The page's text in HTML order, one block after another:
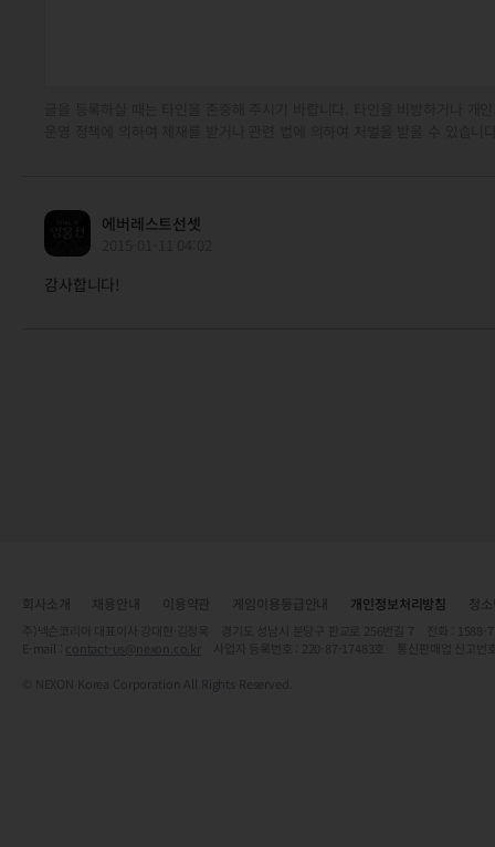
에버레스트선셋
감사합니다!
개인정보처리방침
contact-us@nexon.co.kr
© NEXON Korea Corporation All Rights Reserved.